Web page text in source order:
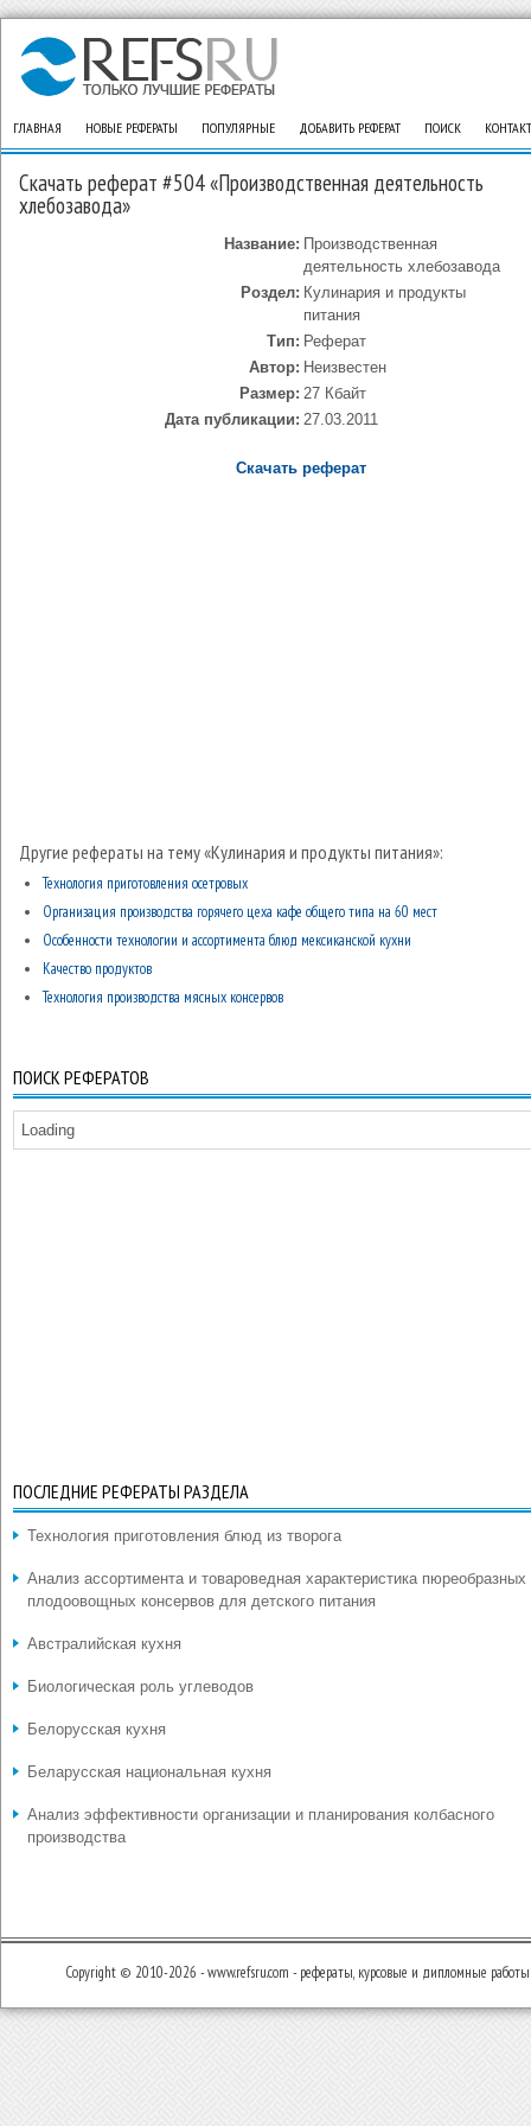
ГЛАВНАЯ НОВЫЕ РЕФЕРАТЫ ПОПУЛЯРНЫЕ ДОБАВИТЬ РЕФЕРАТ ПОИСК
Скачать реферат #504 «Производственная деятельность
хлебозавода»
Название: Производственная
деятельность хлебозавода
Роздел: Кулинария и продукты
питания
Тип: Реферат
Автор: Неизвестен
Размер: 27 Кбайт
Дата публикации: 27.03.2011
Скачать реферат
Другие рефераты на тему «Кулинария и продукты питания»:
Технология приготовления осетровых
Организация производства горячего цеха кафе общего типа на 60 мест
Особенности технологии и ассортимента блюд мексиканской кухни
Качество продуктов
Технология производства мясных консервов
ПОИСК РЕФЕРАТОВ
Loading
ПОСЛЕДНИЕ РЕФЕРАТЫ РАЗДЕЛА
Технология приготовления блюд из творога
Анализ ассортимента и товароведная характеристика пюреобразных
плодоовощных консервов для детского питания
Австралийская кухня
Биологическая роль углеводов
Белорусская кухня
Беларусская национальная кухня
Анализ эффективности организации и планирования колбасного
производства
Copyright © 2010-2026 - www.refsru.com - рефераты, курсовые и дипломные работы